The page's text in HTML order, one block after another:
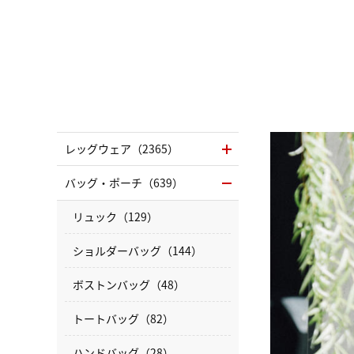
レッグウェア（2365）
バッグ・ポーチ（639）
リュック（129）
ショルダーバッグ（144）
ボストンバッグ（48）
トートバッグ（82）